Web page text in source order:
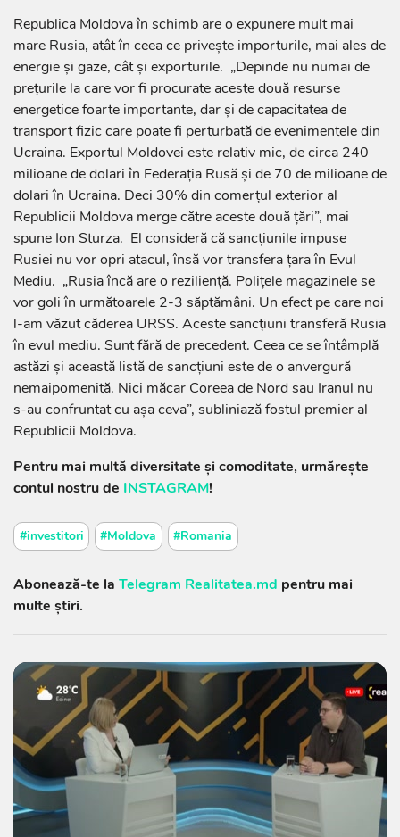
Republica Moldova în schimb are o expunere mult mai
mare Rusia, atât în ceea ce privește importurile, mai ales de
energie și gaze, cât și exporturile. „Depinde nu numai de
prețurile la care vor fi procurate aceste două resurse
energetice foarte importante, dar și de capacitatea de
transport fizic care poate fi perturbată de evenimentele din
Ucraina. Exportul Moldovei este relativ mic, de circa 240
milioane de dolari în Federația Rusă și de 70 de milioane de
dolari în Ucraina. Deci 30% din comerțul exterior al
Republicii Moldova merge către aceste două țări”, mai
spune Ion Sturza. El consideră că sancțiunile impuse
Rusiei nu vor opri atacul, însă vor transfera țara în Evul
Mediu. „Rusia încă are o reziliență. Polițele magazinele se
vor goli în următoarele 2-3 săptămâni. Un efect pe care noi
l-am văzut căderea URSS. Aceste sancțiuni transferă Rusia
în evul mediu. Sunt fără de precedent. Ceea ce se întâmplă
astăzi și această listă de sancțiuni este de o anvergură
nemaipomenită. Nici măcar Coreea de Nord sau Iranul nu
s-au confruntat cu așa ceva”, subliniază fostul premier al
Republicii Moldova.
Pentru mai multă diversitate și comoditate, urmărește
contul nostru de INSTAGRAM!
#investitori #Moldova #Romania
Abonează-te la Telegram Realitatea.md pentru mai
multe știri.